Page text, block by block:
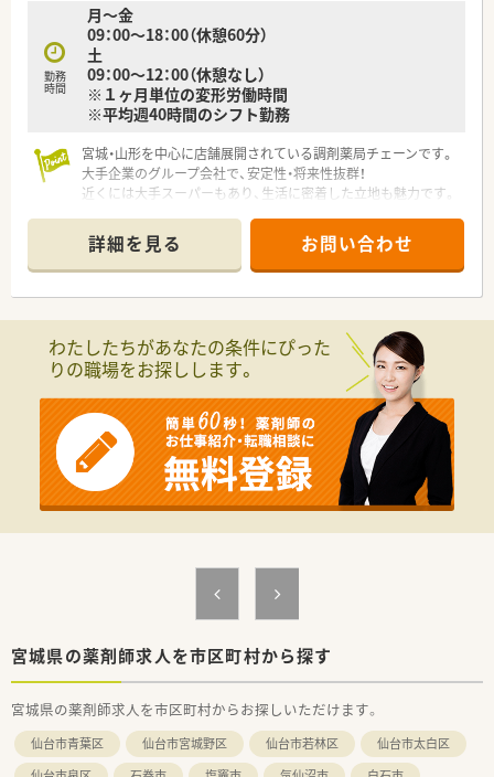
勤務
時間
月～金
09：00～18：00（休憩60分）
土
09：00～12：00（休憩なし）
※１ヶ月単位の変形労働時間
※平均週40時間のシフト勤務
宮城・山形を中心に店舗展開されている調剤薬局チェーンです。
大手企業のグループ会社で、安定性・将来性抜群！
近くには大手スーパーもあり、生活に密着した立地も魅力です。
穏やかな管理薬剤師のもと、経験に不安がある方でも全面的にバ
ックアップ頂けます。
詳細を見る お問い合わせ
わたしたちがあなたの条件にぴった
りの職場をお探しします。
宮城県の薬剤師求人を市区町村から探す
宮城県の薬剤師求人を市区町村からお探しいただけます。
仙台市青葉区 仙台市宮城野区 仙台市若林区
仙台市太白区